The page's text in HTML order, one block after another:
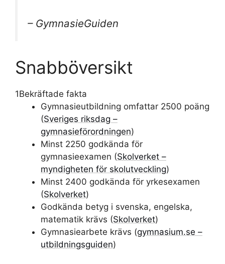
– GymnasieGuiden
Snabböversikt
1Bekräftade fakta
Gymnasieutbildning omfattar 2500 poäng
(Sveriges riksdag –
gymnasieförordningen)
Minst 2250 godkända för
gymnasieexamen (Skolverket –
myndigheten för skolutveckling)
Minst 2400 godkända för yrkesexamen
(Skolverket)
Godkända betyg i svenska, engelska,
matematik krävs (Skolverket)
Gymnasiearbete krävs (gymnasium.se –
utbildningsguiden)